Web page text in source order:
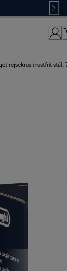
rejsekrus i rustfrit stål,